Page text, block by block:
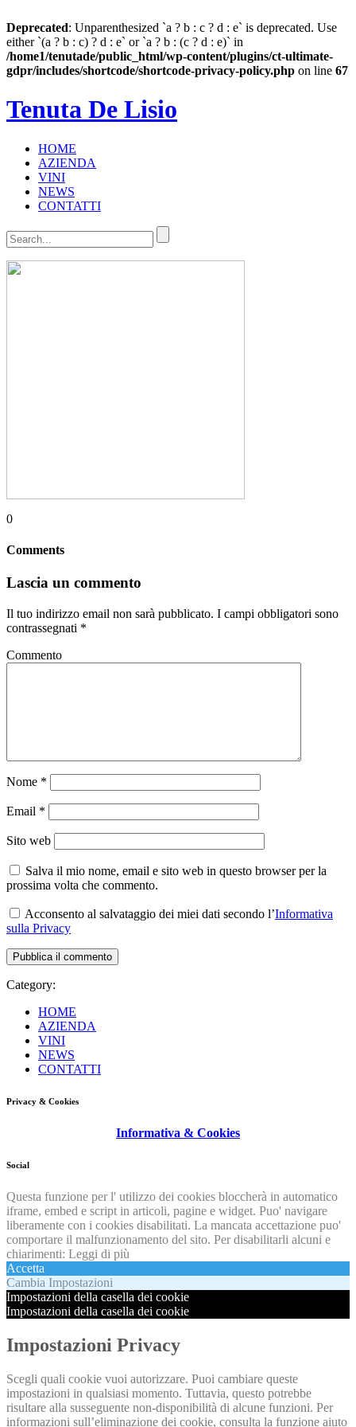
Deprecated: Unparenthesized `a ? b : c ? d : e` is deprecated. Use
either `(a ? b : c) ? d : e` or `a ? b : (c ? d : e)` in
/home1/tenutade/public_html/wp-content/plugins/ct-ultimate-
gdpr/includes/shortcode/shortcode-privacy-policy.php on line 67
Tenuta De Lisio
HOME
AZIENDA
VINI
NEWS
CONTATTI
0
Comments
Lascia un commento
Il tuo indirizzo email non sarà pubblicato. I campi obbligatori sono
contrassegnati *
Commento
Nome *
Email *
Sito web
Salva il mio nome, email e sito web in questo browser per la
prossima volta che commento.
Acconsento al salvataggio dei miei dati secondo l’Informativa
sulla Privacy
Category:
HOME
AZIENDA
VINI
NEWS
CONTATTI
Privacy & Cookies
Informativa & Cookies
Social
Questa funzione per l' utilizzo dei cookies bloccherà in automatico
iframe, embed e script in articoli, pagine e widget. Puo' navigare
liberamente con i cookies disabilitati. La mancata accettazione puo'
comportare il malfunzionamento del sito. Per disabilitarli alcuni e
chiarimenti: Leggi di più
Accetta
Cambia Impostazioni
Impostazioni della casella dei cookie
Impostazioni della casella dei cookie
Impostazioni Privacy
Scegli quali cookie vuoi autorizzare. Puoi cambiare queste
impostazioni in qualsiasi momento. Tuttavia, questo potrebbe
risultare alla susseguente non-disponibilità di alcune funzioni. Per
informazioni sull’eliminazione dei cookie, consulta la funzione aiuto